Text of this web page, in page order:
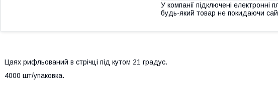
У компанії підключені електронні
будь-який товар не покидаючи
Цвях рифльований в стрічці під кутом 21 градус.
4000 шт/упаковка.